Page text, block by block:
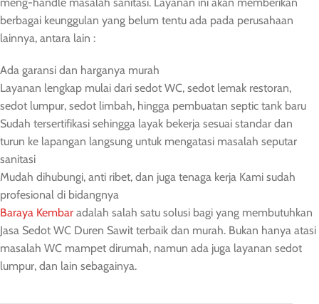
berbagai keunggulan yang belum tentu ada pada perusahaan
lainnya, antara lain :
Ada garansi dan harganya murah
Layanan lengkap mulai dari sedot WC, sedot lemak restoran,
sedot lumpur, sedot limbah, hingga pembuatan septic tank baru
Sudah tersertifikasi sehingga layak bekerja sesuai standar dan
turun ke lapangan langsung untuk mengatasi masalah seputar
sanitasi
Mudah dihubungi, anti ribet, dan juga tenaga kerja Kami sudah
profesional di bidangnya
Baraya Kembar adalah salah satu solusi bagi yang membutuhkan
Jasa Sedot WC Duren Sawit terbaik dan murah. Bukan hanya atasi
masalah WC mampet dirumah, namun ada juga layanan sedot
lumpur, dan lain sebagainya.